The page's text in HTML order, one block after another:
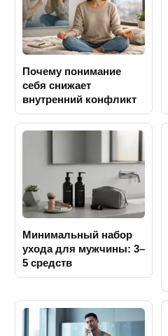
Почему понимание
себя снижает
внутренний конфликт
Минимальный набор
ухода для мужчины: 3–
5 средств